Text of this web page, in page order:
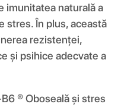
imunitatea naturală a
stres. În plus, această
rezistenței,
și psihice adecvate a
® Oboseală și stres